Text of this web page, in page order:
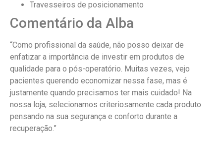
Travesseiros de posicionamento
Comentário da Alba
“Como profissional da saúde, não posso deixar de
enfatizar a importância de investir em produtos de
qualidade para o pós-operatório. Muitas vezes, vejo
pacientes querendo economizar nessa fase, mas é
justamente quando precisamos ter mais cuidado! Na
nossa loja, selecionamos criteriosamente cada produto
pensando na sua segurança e conforto durante a
recuperação.”